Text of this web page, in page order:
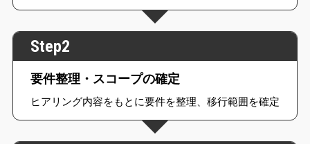
Step2
要件整理・スコープの確定
ヒアリング内容をもとに要件を整理、移行範囲を確定